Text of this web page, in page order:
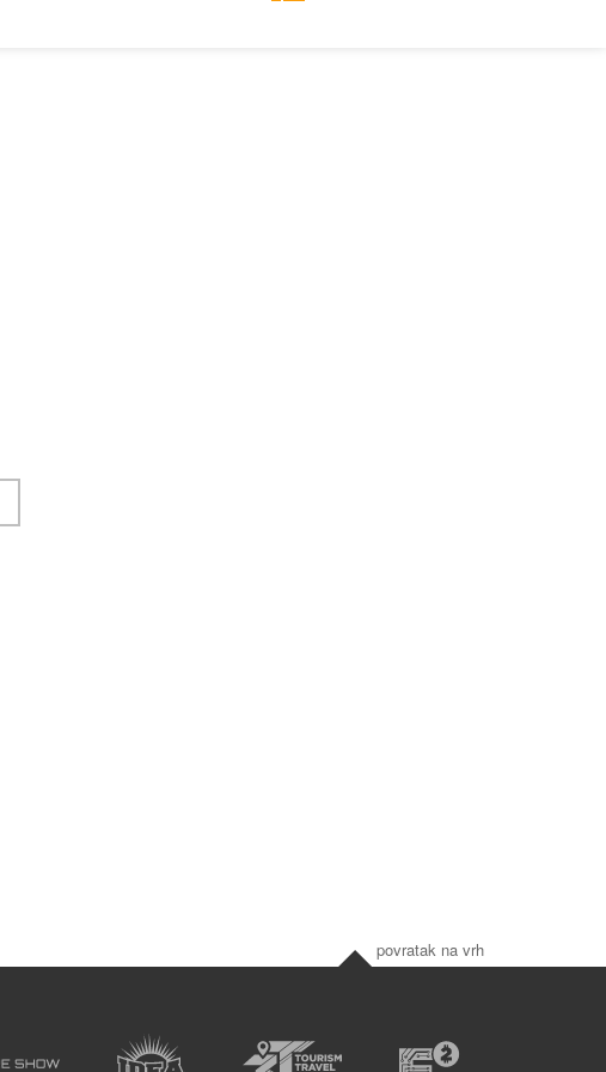
povratak na vrh